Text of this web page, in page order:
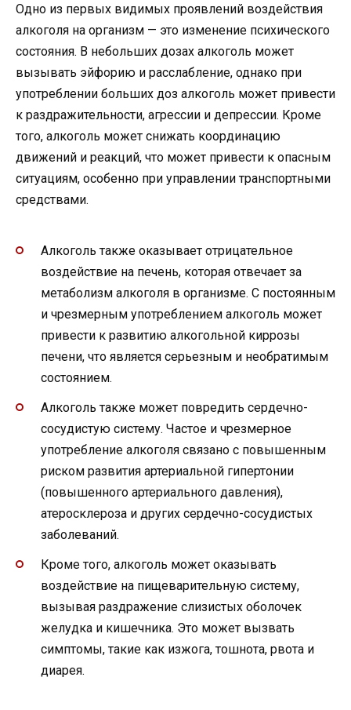
Одно из первых видимых проявлений воздействия
алкоголя на организм — это изменение психического
состояния. В небольших дозах алкоголь может
вызывать эйфорию и расслабление, однако при
употреблении больших доз алкоголь может привести
к раздражительности, агрессии и депрессии. Кроме
того, алкоголь может снижать координацию
движений и реакций, что может привести к опасным
ситуациям, особенно при управлении транспортными
средствами.
Алкоголь также оказывает отрицательное
воздействие на печень, которая отвечает за
метаболизм алкоголя в организме. С постоянным
и чрезмерным употреблением алкоголь может
привести к развитию алкогольной киррозы
печени, что является серьезным и необратимым
состоянием.
Алкоголь также может повредить сердечно-
сосудистую систему. Частое и чрезмерное
употребление алкоголя связано с повышенным
риском развития артериальной гипертонии
(повышенного артериального давления),
атеросклероза и других сердечно-сосудистых
заболеваний.
Кроме того, алкоголь может оказывать
воздействие на пищеварительную систему,
вызывая раздражение слизистых оболочек
желудка и кишечника. Это может вызвать
симптомы, такие как изжога, тошнота, рвота и
диарея.